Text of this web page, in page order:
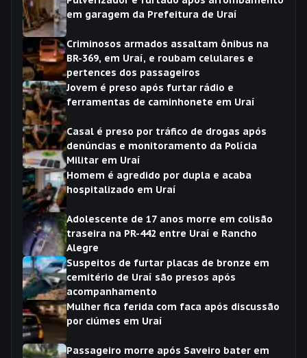
em garagem da Prefeitura de Uraí
Criminosos armados assaltam ônibus na
BR-369, em Uraí, e roubam celulares e
pertences dos passageiros
Jovem é preso após furtar rádio e
ferramentas de caminhonete em Uraí
Casal é preso por tráfico de drogas após
denúncias e monitoramento da Polícia
Militar em Uraí
Homem é agredido por dupla e acaba
hospitalizado em Uraí
Adolescente de 17 anos morre em colisão
traseira na PR-442 entre Uraí e Rancho
Alegre
Suspeitos de furtar placas de bronze em
cemitério de Uraí são presos após
acompanhamento
Mulher fica ferida com faca após discussão
por ciúmes em Uraí
Passageiro morre após Saveiro bater em